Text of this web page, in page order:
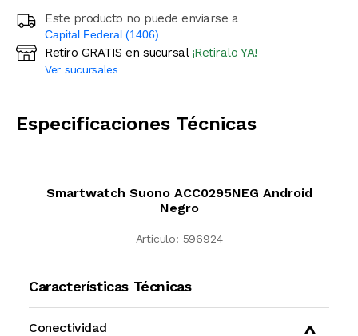
Este producto no puede enviarse a
Capital Federal (1406)
Ingresá código postal (sólo números)
Retiro GRATIS en sucursal ¡Retiralo YA!
Ver sucursales
Especificaciones Técnicas
Smartwatch Suono ACC0295NEG Android
Negro
Artículo: 596924
Características Técnicas
Conectividad